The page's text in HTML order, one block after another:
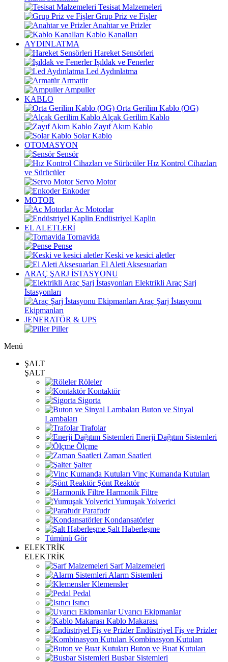
Tesisat Malzemeleri
Grup Priz ve Fişler
Anahtar ve Prizler
Kablo Kanalları
AYDINLATMA
Hareket Sensörleri
Işıldak ve Fenerler
Led Aydınlatma
Armatür
Ampuller
KABLO
Orta Gerilim Kablo (OG)
Alçak Gerilim Kablo
Zayıf Akım Kablo
Solar Kablo
OTOMASYON
Sensör
Hız Kontrol Cihazları
ve Sürücüler
Servo Motor
Enkoder
MOTOR
Ac Motorlar
Endüstriyel Kaplin
EL ALETLERİ
Tornavida
Pense
Keski ve kesici aletler
El Aleti Aksesuarları
ARAÇ ŞARJ İSTASYONU
Elektrikli Araç Şarj
İstasyonları
Araç Şarj İstasyonu
Ekipmanları
JENERATÖR & UPS
Piller
Menü
ŞALT
ŞALT
Röleler
Kontaktör
Sigorta
Buton ve Sinyal
Lambaları
Trafolar
Enerji Dağıtım Sistemleri
Ölçme
Zaman Saatleri
Şalter
Vinç Kumanda Kutuları
Şönt Reaktör
Harmonik Filtre
Yumuşak Yolverici
Parafudr
Kondansatörler
Şalt Haberleşme
Tümünü Gör
ELEKTRİK
ELEKTRİK
Sarf Malzemeleri
Alarm Sistemleri
Klemensler
Pedal
Isıtıcı
Uyarıcı Ekipmanlar
Kablo Makarası
Endüstriyel Fiş ve Prizler
Kombinasyon Kutuları
Buton ve Buat Kutuları
Busbar Sistemleri